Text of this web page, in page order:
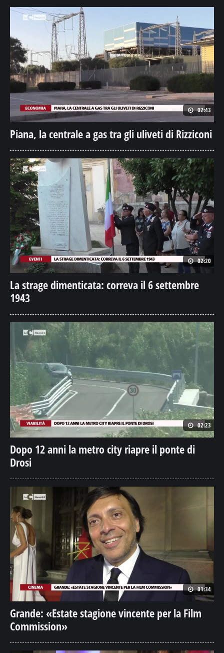
02:43
Piana, la centrale a gas tra gli uliveti di Rizziconi
02:20
La strage dimenticata: correva il 6 settembre
1943
02:23
Dopo 12 anni la metro city riapre il ponte di
Drosi
01:34
Grande: «Estate stagione vincente per la Film
Commission»